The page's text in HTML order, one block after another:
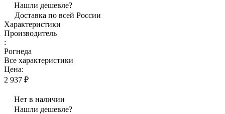
Нашли дешевле?
Доставка по всей России
Характеристики
Производитель
:
Рогнеда
Все характеристики
Цена:
2 937 ₽
Нет в наличии
Нашли дешевле?